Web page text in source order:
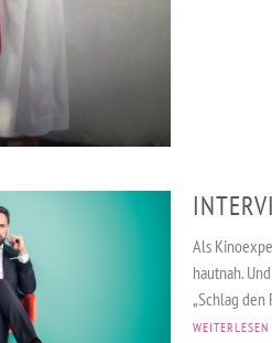
Als
hautnah.
„Schlag den
WEITERLESEN